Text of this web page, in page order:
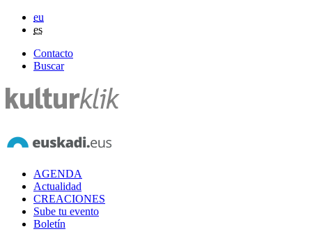
eu
es
Contacto
Buscar
AGENDA
Actualidad
CREACIONES
Sube tu evento
Boletín